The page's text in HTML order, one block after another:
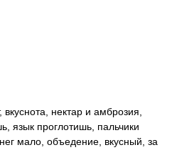
нектар и амброзия,
язык проглотишь, пальчики
мало, объедение, вкусный, за